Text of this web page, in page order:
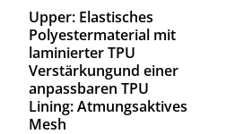
Upper: Elastisches
Polyestermaterial mit
laminierter TPU
Verstärkungund einer
anpassbaren TPU
Lining: Atmungsaktives
Mesh